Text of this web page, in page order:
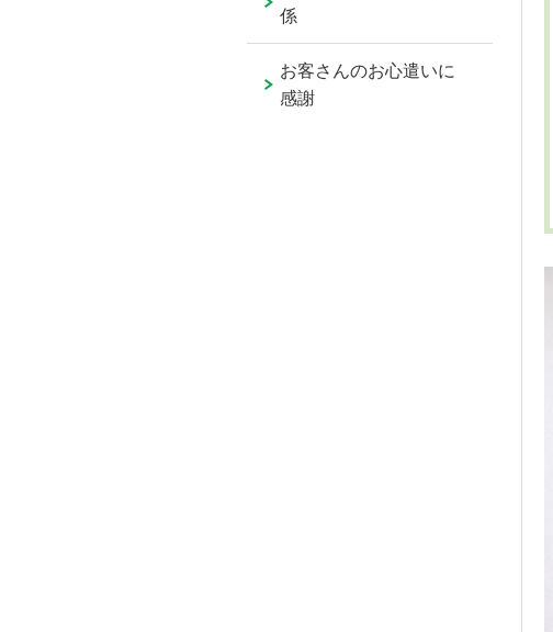
係
お客さんのお心遣いに
感謝